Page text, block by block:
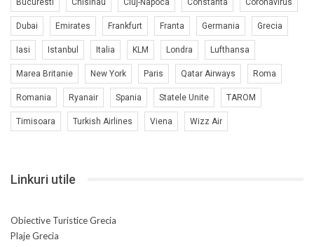
Bucuresti Chisinau Cluj-Napoca Constanta Coronavirus
Dubai Emirates Frankfurt Franta Germania Grecia
Iasi Istanbul Italia KLM Londra Lufthansa
Marea Britanie New York Paris Qatar Airways Roma
Romania Ryanair Spania Statele Unite TAROM
Timisoara Turkish Airlines Viena Wizz Air
Linkuri utile
Obiective Turistice Grecia
Plaje Grecia